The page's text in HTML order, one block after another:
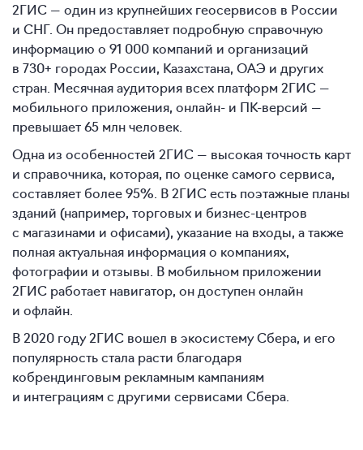
2ГИС — один из крупнейших геосервисов в России
и СНГ. Он предоставляет подробную справочную
информацию о 91 000 компаний и организаций
в 730+ городах России, Казахстана, ОАЭ и других
стран. Месячная аудитория всех платформ 2ГИС —
мобильного приложения, онлайн- и ПК-версий —
превышает 65 млн человек.
Одна из особенностей 2ГИС — высокая точность карт
и справочника, которая, по оценке самого сервиса,
составляет более 95%. В 2ГИС есть поэтажные планы
зданий (например, торговых и бизнес-центров
с магазинами и офисами), указание на входы, а также
полная актуальная информация о компаниях,
фотографии и отзывы. В мобильном приложении
2ГИС работает навигатор, он доступен онлайн
и офлайн.
В 2020 году 2ГИС вошел в экосистему Сбера, и его
популярность стала расти благодаря
кобрендинговым рекламным кампаниям
и интеграциям с другими сервисами Сбера.